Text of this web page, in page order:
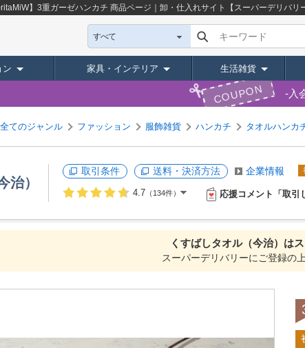
】3重ガーゼハンカチ 商品ページ｜卸・仕入れサイト【スーパーデリバリ
すべて キーワード
ン 家具・インテリア 生活雑貨
COUPON 入
全てのジャンル ファッション 服飾雑貨 ハンカチ タオルハンカ
治）
取引条件 送料・決済方法 企業情報
4.7（134件） 応援コメント「取引
くすばしタオル（今治）は
スーパーデリバリーにご登録の